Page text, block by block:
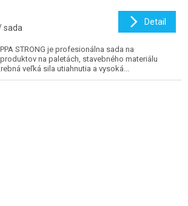
R
M
sada
Detail
STRONG je profesionálna sada na
na paletách, stavebného materiálu
veľká sila utiahnutia a vysoká...